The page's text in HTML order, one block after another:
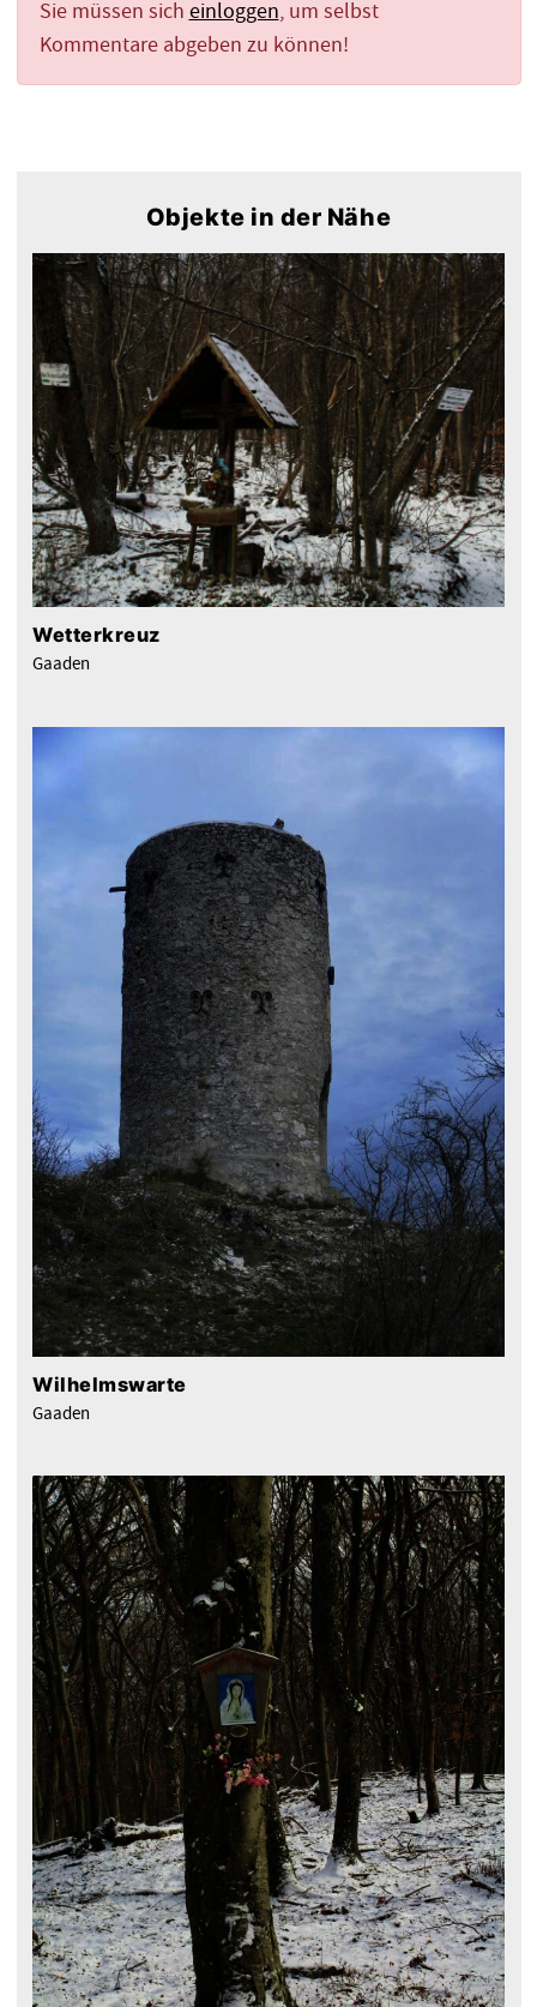
Sie müssen sich einloggen, um selbst
Kommentare abgeben zu können!
Objekte in der Nähe
Wetterkreuz
Gaaden
Wilhelmswarte
Gaaden